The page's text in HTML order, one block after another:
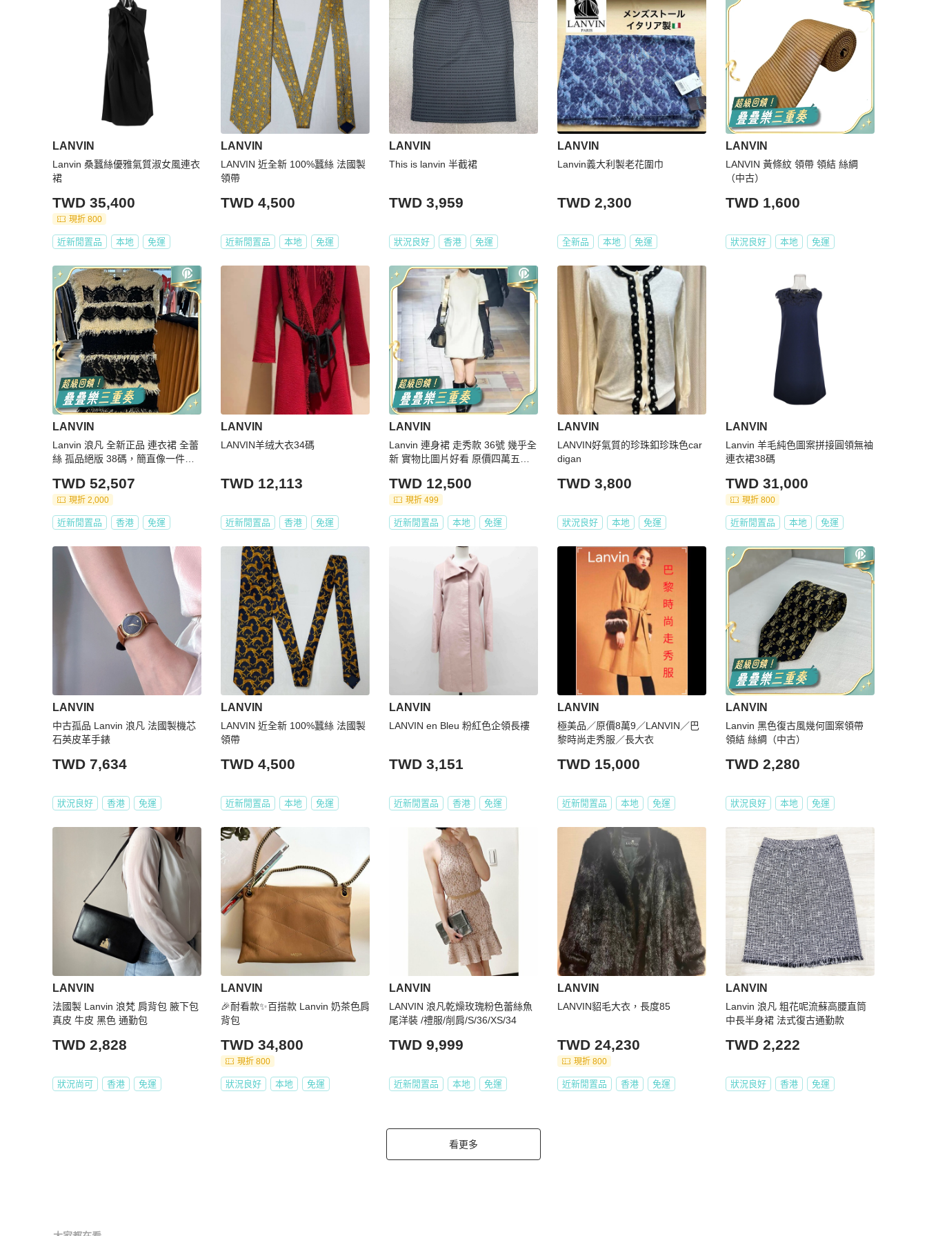
LANVIN
Lanvin 桑蠶絲優雅氣質淑女風連衣
裙
TWD 35,400
現折 800
近新閒置品 本地 免運
LANVIN
LANVIN 近全新 100%蠶絲 法國製
領帶
TWD 4,500
近新閒置品 本地 免運
LANVIN
This is lanvin 半截裙
TWD 3,959
狀況良好 香港 免運
LANVIN
Lanvin義大利製老花圍巾
TWD 2,300
全新品 本地 免運
LANVIN
LANVIN 黃條紋 領帶 領結 絲綢
（中古）
TWD 1,600
狀況良好 本地 免運
LANVIN
Lanvin 浪凡 全新正品 連衣裙 全蕾
絲 孤品絕版 38碼，簡直像一件藝
TWD 52,507
現折 2,000
近新閒置品 香港 免運
LANVIN
LANVIN羊绒大衣34碼
TWD 12,113
近新閒置品 香港 免運
LANVIN
Lanvin 連身裙 走秀款 36號 幾乎全
新 實物比圖片好看 原價四萬五左
TWD 12,500
現折 499
近新閒置品 本地 免運
LANVIN
LANVIN好氣質的珍珠釦珍珠色car
digan
TWD 3,800
狀況良好 本地 免運
LANVIN
Lanvin 羊毛純色圖案拼接圓領無袖
連衣裙38碼
TWD 31,000
現折 800
近新閒置品 本地 免運
LANVIN
中古孤品 Lanvin 浪凡 法國製機芯
石英皮革手錶
TWD 7,634
狀況良好 香港 免運
LANVIN
LANVIN 近全新 100%蠶絲 法國製
領帶
TWD 4,500
近新閒置品 本地 免運
LANVIN
LANVIN en Bleu 粉紅色企領長褸
TWD 3,151
近新閒置品 香港 免運
LANVIN
極美品／原價8萬9／LANVIN／巴
黎時尚走秀服／長大衣
TWD 15,000
近新閒置品 本地 免運
LANVIN
Lanvin 黑色復古風幾何圖案領帶
領結 絲綢（中古）
TWD 2,280
狀況良好 本地 免運
LANVIN
法國製 Lanvin 浪梵 肩背包 腋下包
真皮 牛皮 黑色 通勤包
TWD 2,828
狀況尚可 香港 免運
LANVIN
🎉耐看款✨百搭款 Lanvin 奶茶色肩
背包
TWD 34,800
現折 800
狀況良好 本地 免運
LANVIN
LANVIN 浪凡乾燥玫瑰粉色蕾絲魚
尾洋裝 /禮服/削肩/S/36/XS/34
TWD 9,999
近新閒置品 本地 免運
LANVIN
LANVIN貂毛大衣，長度85
TWD 24,230
現折 800
近新閒置品 香港 免運
LANVIN
Lanvin 浪凡 粗花呢流蘇高腰直筒
中長半身裙 法式復古通勤款
TWD 2,222
狀況良好 香港 免運
看更多